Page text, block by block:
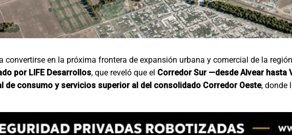
convertirse en la próxima frontera de expansión urbana y comercial de la
por LIFE Desarrollos, que reveló que el Corredor Sur —desde Alvear hasta
de consumo y servicios superior al del consolidado Corredor Oeste, donde